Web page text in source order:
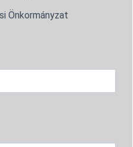
Önkormányzat